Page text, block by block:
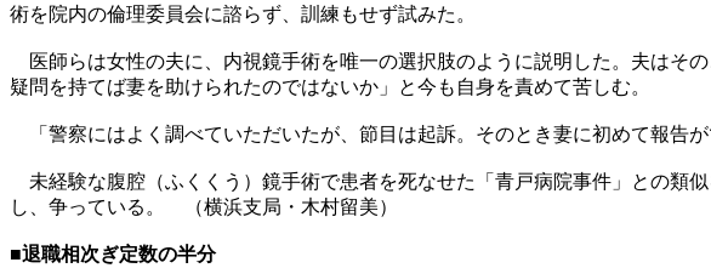
術を院内の倫理委員会に諮らず、訓練もせず試みた。
医師らは女性の夫に、内視鏡手術を唯一の選択肢のように説明した。夫はそ
疑問を持てば妻を助けられたのではないか」と今も自身を責めて苦しむ。
「警察にはよく調べていただいたが、節目は起訴。そのとき妻に初めて報告
未経験な腹腔（ふくくう）鏡手術で患者を死なせた「青戸病院事件」との類
し、争っている。 （横浜支局・木村留美）
■退職相次ぎ定数の半分